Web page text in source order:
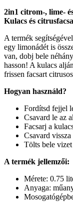
2in1 citrom-, lime-
Kulacs és
A termék
egy limonádét is
van, dobj bele
hasson! A kulacs
frissen facsart
Hogyan használd?
Fordítsd fejjel
Csavard le az
Facsarj a
Csavard
Tölts bele
A termék jellemzői:
Mérete: 0.75
Anyaga: